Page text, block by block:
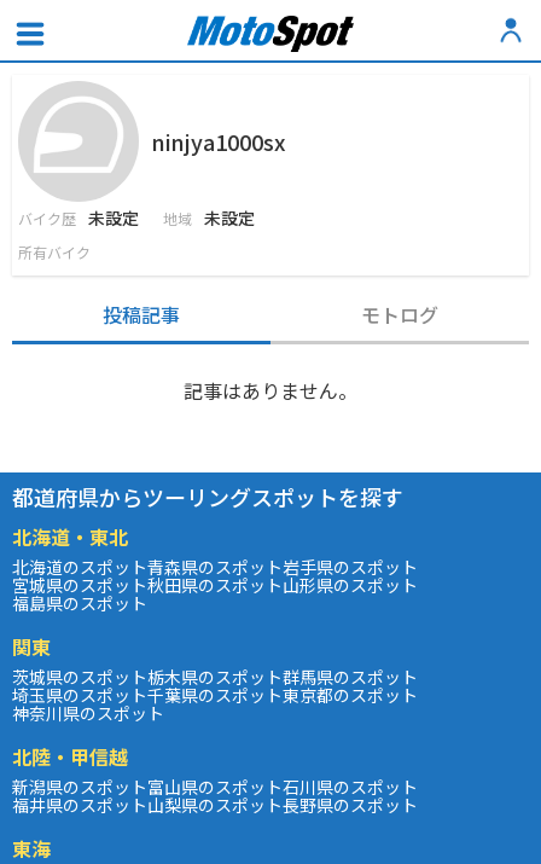
ninjya1000sx
バイク歴 未設定 地域 未設定
所有バイク
投稿記事 モトログ
記事はありません。
都道府県からツーリングスポットを探す
北海道・東北
北海道のスポット青森県のスポット岩手県のスポット
宮城県のスポット秋田県のスポット山形県のスポット
福島県のスポット
関東
茨城県のスポット栃木県のスポット群馬県のスポット
埼玉県のスポット千葉県のスポット東京都のスポット
神奈川県のスポット
北陸・甲信越
新潟県のスポット富山県のスポット石川県のスポット
福井県のスポット山梨県のスポット長野県のスポット
東海